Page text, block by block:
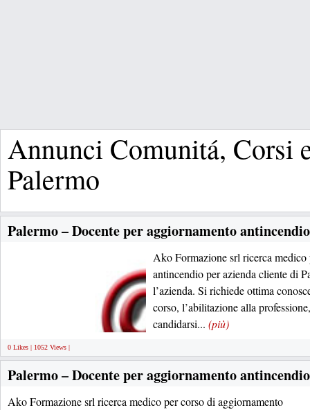
Annunci Comunitá, Corsi
Palermo
Palermo – Docente per aggiornamento antincendio
Ako Formazione srl ricerca
antincendio per azienda cliente di
l’azienda. Si richiede ottima
corso, l’abilitazione alla
candidarsi... (più)
0 Likes | 1052 Views |
Palermo – Docente per aggiornamento antincendio
Ako Formazione srl ricerca medico per corso di aggiornamento